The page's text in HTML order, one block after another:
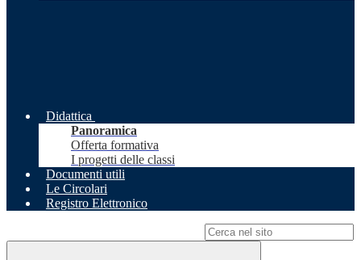
Didattica
Panoramica
Offerta formativa
I progetti delle classi
Documenti utili
Le Circolari
Registro Elettronico